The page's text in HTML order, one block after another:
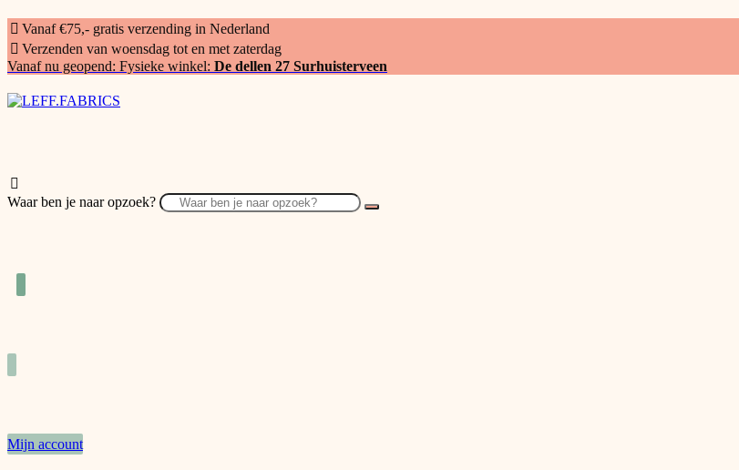
Vanaf €75,- gratis verzending in Nederland
Verzenden van woensdag tot en met zaterdag
Vanaf nu geopend: Fysieke winkel: De dellen 27 Surhuisterveen
Waar ben je naar opzoek?
Mijn account